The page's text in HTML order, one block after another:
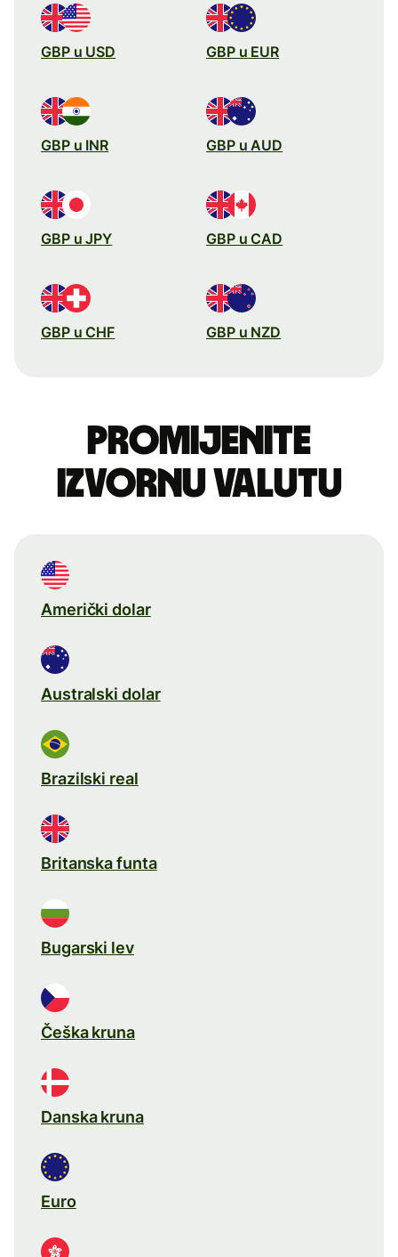
GBP u USD GBP u EUR
GBP u INR GBP u AUD
GBP u JPY GBP u CAD
GBP u CHF GBP u NZD
Promijenite
izvornu valutu
Američki dolar
Australski dolar
Brazilski real
Britanska funta
Bugarski lev
Češka kruna
Danska kruna
Euro